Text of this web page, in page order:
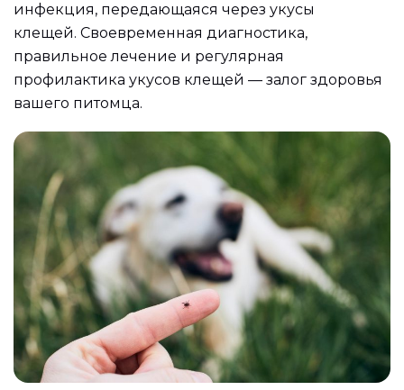
инфекция, передающаяся через укусы
клещей. Своевременная диагностика,
правильное лечение и регулярная
профилактика укусов клещей — залог здоровья
вашего питомца.